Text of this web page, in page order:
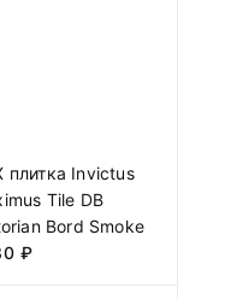
плитка Invictus
Tile DB
Bord Smoke
₽